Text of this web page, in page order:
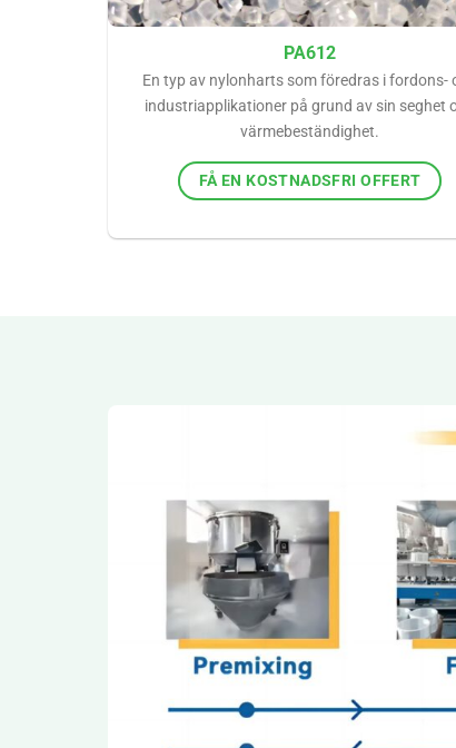
PA612
En typ av nylonharts som föredras i fordons-
industriapplikationer på grund av sin seghet
värmebeständighet.
FÅ EN KOSTNADSFRI OFFERT